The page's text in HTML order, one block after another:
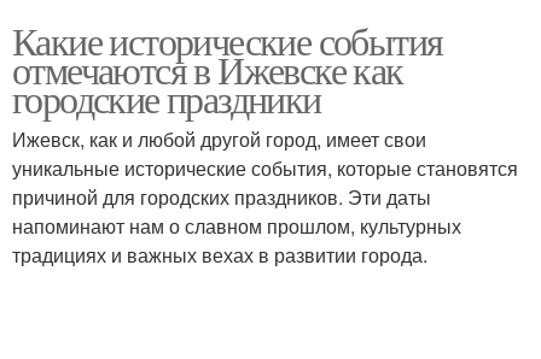
Какие исторические события
отмечаются в Ижевске как
городские праздники
Ижевск, как и любой другой город, имеет свои
уникальные исторические события, которые становятся
причиной для городских праздников. Эти даты
напоминают нам о славном прошлом, культурных
традициях и важных вехах в развитии города.